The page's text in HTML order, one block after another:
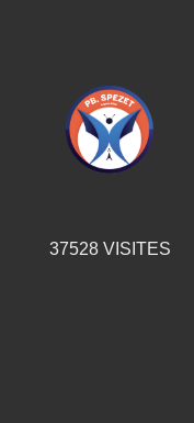
37528VISITES